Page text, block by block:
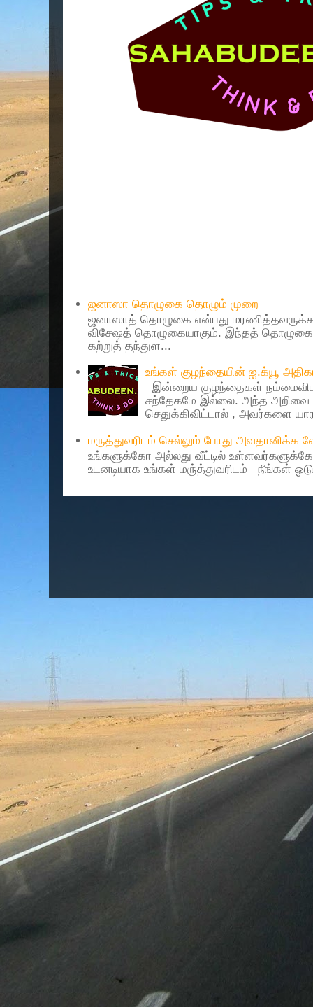
ஜனாஸா தொழுகை தொழும் முறை
ஜனாஸாத் தொழுகை என்பது
விசேஷத் தொழுகையாகும். இந்தத்
கற்றுத் தந்துள...
உங்கள் குழந்தையின் ஐ.க்யூ
இன்றைய குழந்தைகள்
சந்தேகமே இல்லை. அந்த
செதுக்கிவிட்டால் , அவர்களை
மருத்துவரிடம் செல்லும் போது அவதானிக்க
உங்களுக்கோ அல்லது வீட்டில்
உடனடியாக உங்கள் மரு்த்துவரிடம் நீங்கள்